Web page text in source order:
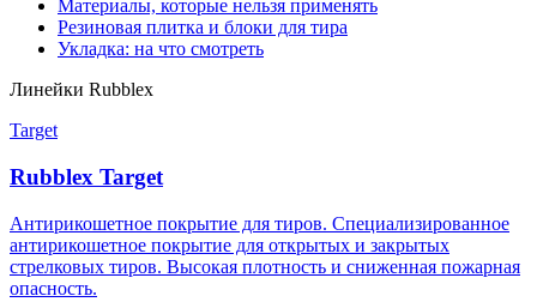
Материалы, которые нельзя применять
Резиновая плитка и блоки для тира
Укладка: на что смотреть
Линейки Rubblex
Target
Rubblex Target
Антирикошетное покрытие для тиров. Специализированное
антирикошетное покрытие для открытых и закрытых
стрелковых тиров. Высокая плотность и сниженная пожарная
опасность.